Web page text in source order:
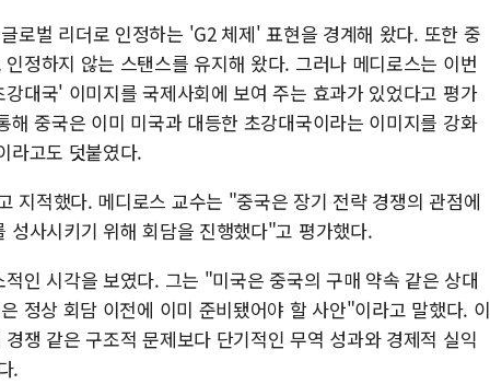
로벌 리더로 인정하는 'G2 체제' 표현을 경계해 왔다. 또한 중
정하지 않는 스탠스를 유지해 왔다. 그러나 메디로스는 이번
대국' 이미지를 국제사회에 보여 주는 효과가 있었다고 평가
중국은 이미 미국과 대등한 초강대국이라는 이미지를 강화
라고도 덧붙였다.
지적했다. 메디로스 교수는 "중국은 장기 전략 경쟁의 관점에
성사시키기 위해 회담을 진행했다"고 평가했다.
인 시각을 보였다. 그는 "미국은 중국의 구매 약속 같은 상대
정상 회담 이전에 이미 준비됐어야 할 사안"이라고 말했다. 이
쟁 같은 구조적 문제보다 단기적인 무역 성과와 경제적 실익
.